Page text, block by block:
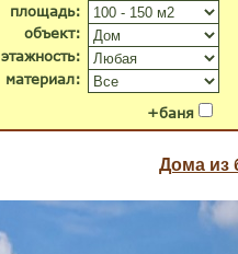
+баня
объект:
материал:
площадь:
этажность:
Дома из